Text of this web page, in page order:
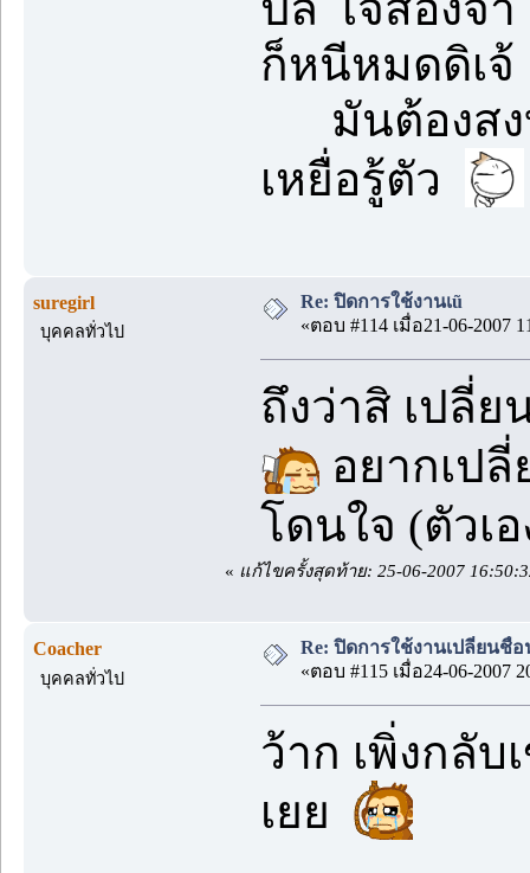
ก็หนีหมดดิเจ้
มันต้องสงบ
เหยื่อรู้ตัว
suregirl
บุคคลทั่วไป
Re: ปิดการใช้งานเũ
«ตอบ #114 เมื่อ21-06-2007
ถึงว่าสิ เปลี่ย
อยากเป
โดนใจ (ตัวเ
« แก้ไขครั้งสุดท้าย: 25-06-2007
Coacher
บุคคลทั่วไป
Re: ปิดการใช้งานเปลี่ยนชื่
«ตอบ #115 เมื่อ24-06-2007
ว้าก เพิ่งกลั
เยย